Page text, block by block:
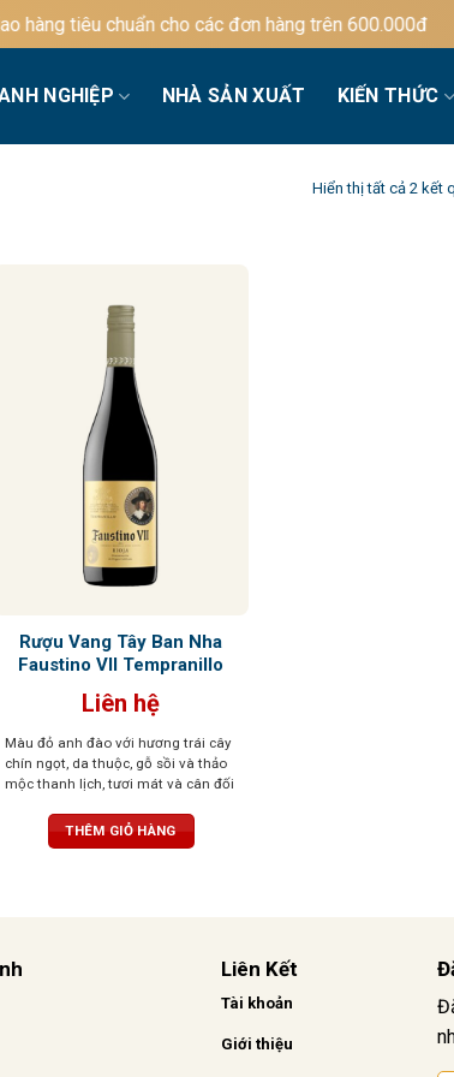
tiêu chuẩn cho các đơn hàng trên 600.000đ
NGHIỆP NHÀ SẢN XUẤT KIẾN THỨC
Hiển thị tất cả 2 kết
Rượu Vang Tây Ban Nha
Faustino VII Tempranillo
Liên hệ
Màu đỏ anh đào với hương trái cây
chín ngọt, da thuộc, gỗ sồi và thảo
mộc thanh lịch, tươi mát và cân đối
THÊM GIỎ HÀNG
Liên Kết
Tài khoản
Giới thiệu